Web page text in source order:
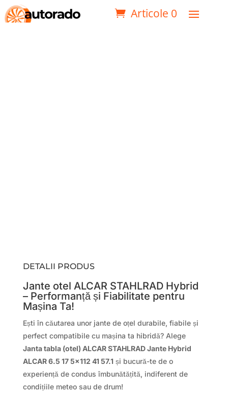
Articole 0
DETALII PRODUS
Jante otel ALCAR STAHLRAD Hybrid
– Performanță și Fiabilitate pentru
Mașina Ta!
Ești în căutarea unor jante de oțel durabile, fiabile și
perfect compatibile cu mașina ta hibridă? Alege
Janta tabla (otel) ALCAR STAHLRAD Jante Hybrid
ALCAR 6.5 17 5×112 41 57.1 și bucură-te de o
experiență de condus îmbunătățită, indiferent de
condițiile meteo sau de drum!